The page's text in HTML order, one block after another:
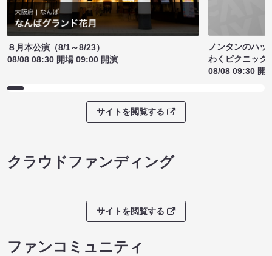
８月本公演（8/1～8/23）
08/08 08:30 開場 09:00 開演
ノンタンのハッ
わくピクニック
08/08 09:30 開
サイトを閲覧する
クラウドファンディング
サイトを閲覧する
ファンコミュニティ